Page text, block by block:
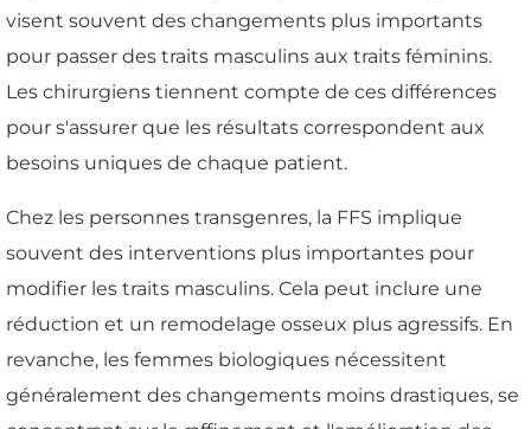
visent souvent des changements plus importants
pour passer des traits masculins aux traits féminins.
Les chirurgiens tiennent compte de ces différences
pour s'assurer que les résultats correspondent aux
besoins uniques de chaque patient.
Chez les personnes transgenres, la FFS implique
souvent des interventions plus importantes pour
modifier les traits masculins. Cela peut inclure une
réduction et un remodelage osseux plus agressifs. En
revanche, les femmes biologiques nécessitent
généralement des changements moins drastiques, se